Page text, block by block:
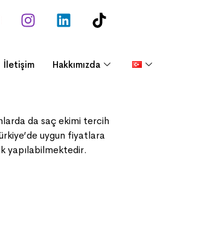
İletişim Hakkımızda
da saç ekimi tercih
uygun fiyatlara
yapılabilmektedir.